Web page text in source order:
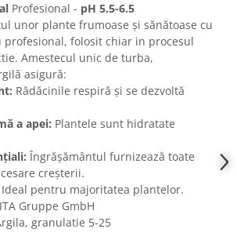
Profesional - pH 5.5-6.5
unor plante frumoase și sănătoase cu
folosit chiar in procesul
Amestecul unic de turba,
asigură:
Rădăcinile respiră și se dezvoltă
a apei: Plantele sunt hidratate
Îngrășământul furnizează toate
creșterii.
Ideal pentru majoritatea plantelor.
Gruppe GmbH
granulatie 5-25